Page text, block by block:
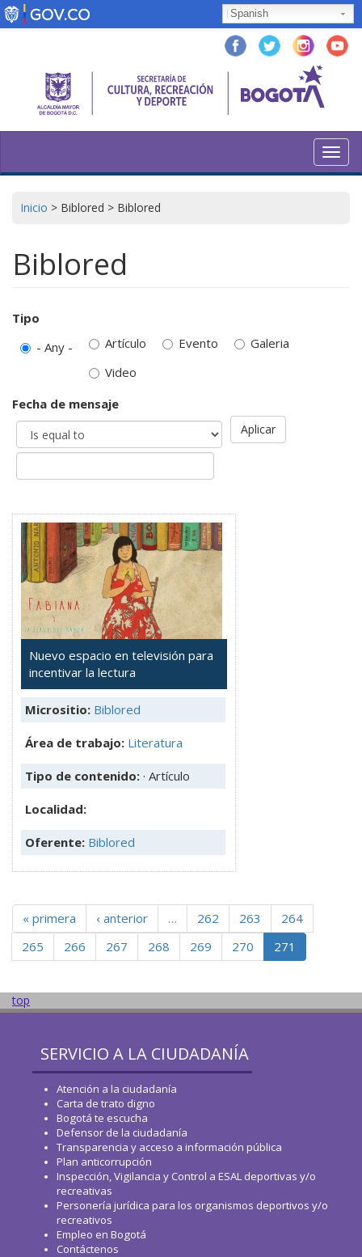
Skip
to
Spanish
Inicio > Biblored > Biblored
Biblored
Tipo
- Any -
Artículo Evento
Galeria
Video
Fecha de mensaje
Aplicar
Nuevo espacio en televisión para
incentivar la lectura
Micrositio: Biblored
Área de trabajo: Literatura
Tipo de contenido: · Artículo
Localidad:
Oferente: Biblored
« primera ‹ anterior … 262 263
264
265
266 267 268 269 270 271
top
SERVICIO A LA CIUDADANÍA
Atención a la ciudadanía
Carta de trato digno
Bogotá te escucha
Defensor de la ciudadanía
Transparencia y acceso a información pública
Plan anticorrupción
Inspección, Vigilancia y Control a ESAL deportivas y/o
recreativas
Personería jurídica para los organismos deportivos y/o
recreativos
Empleo en Bogotá
Contáctenos